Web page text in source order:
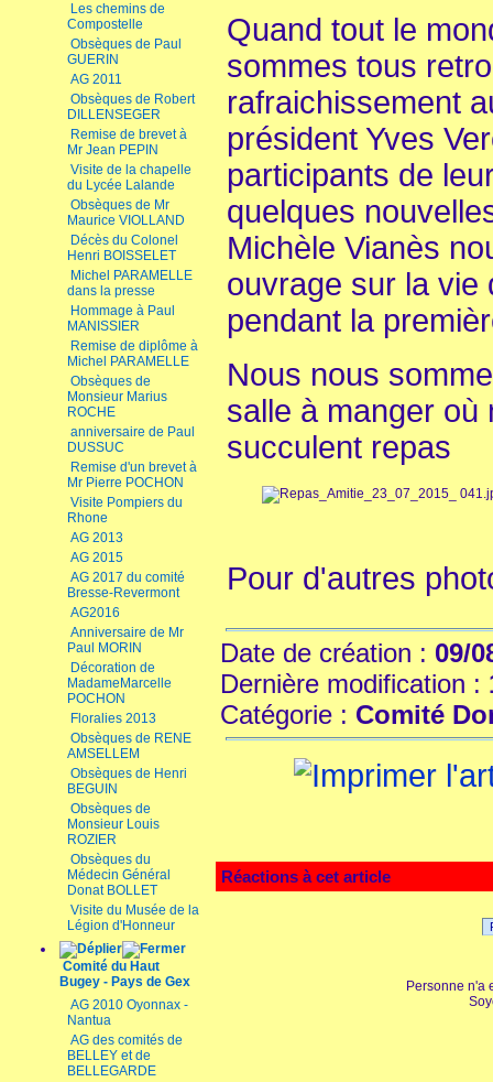
Les chemins de
Compostelle
Obsèques de Paul
GUERIN
AG 2011
Obsèques de Robert
DILLENSEGER
Remise de brevet à
Mr Jean PEPIN
Visite de la chapelle
du Lycée Lalande
Obsèques de Mr
Maurice VIOLLAND
Décès du Colonel
Henri BOISSELET
Michel PARAMELLE
dans la presse
Hommage à Paul
MANISSIER
Remise de diplôme à
Michel PARAMELLE
Obsèques de
Monsieur Marius
ROCHE
anniversaire de Paul
DUSSUC
Remise d'un brevet à
Mr Pierre POCHON
Visite Pompiers du
Rhone
AG 2013
AG 2015
AG 2017 du comité
Bresse-Revermont
AG2016
Anniversaire de Mr
Paul MORIN
Décoration de
MadameMarcelle
POCHON
Floralies 2013
Obsèques de RENE
AMSELLEM
Obsèques de Henri
BEGUIN
Obsèques de
Monsieur Louis
ROZIER
Obsèques du
Médecin Général
Donat BOLLET
Visite du Musée de la
Légion d'Honneur
Comité du Haut
Bugey - Pays de Gex
AG 2010 Oyonnax -
Nantua
AG des comités de
BELLEY et de
BELLEGARDE
Quand tout le
sommes tous
rafraichissement
président Yves
participants de
quelques
Michèle Vianès
ouvrage sur la vie
pendant la
Nous nous
salle à manger où
succulent repas
Pour d'autres
Date de création : 09/
Dernière modification :
Catégorie : Comité
Réactions à cet article
Personne n'a